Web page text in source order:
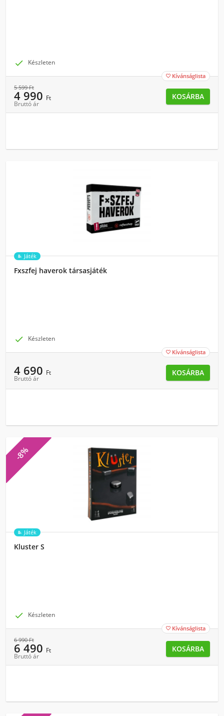
 Készleten
 Kívánságlista
5 599Ft
4 990 Ft
Bruttó ár
KOSÁRBA
Játék
Fxszfej haverok társasjáték
 Készleten
 Kívánságlista
4 690 Ft
Bruttó ár
KOSÁRBA
-8%
Játék
Kluster S
 Készleten
 Kívánságlista
6 990Ft
6 490 Ft
Bruttó ár
KOSÁRBA